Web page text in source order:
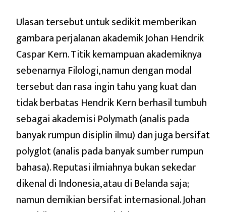
Ulasan tersebut untuk sedikit memberikan
gambara perjalanan akademik Johan Hendrik
Caspar Kern. Titik kemampuan akademiknya
sebenarnya Filologi, namun dengan modal
tersebut dan rasa ingin tahu yang kuat dan
tidak berbatas Hendrik Kern berhasil tumbuh
sebagai akademisi Polymath (analis pada
banyak rumpun disiplin ilmu) dan juga bersifat
polyglot (analis pada banyak sumber rumpun
bahasa). Reputasi ilmiahnya bukan sekedar
dikenal di Indonesia, atau di Belanda saja;
namun demikian bersifat internasional. Johan